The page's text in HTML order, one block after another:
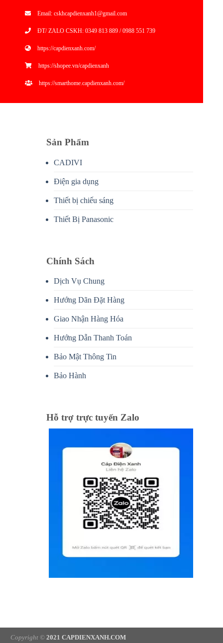
Email: cskhcapdienxanh1@gmail.com
ĐT/ ZALO CSKH: 0349 813 889 / 0988 551 739
https://capdienxanh.com/
https://shopee.vn/capdienxanh
https://smarthome.capdienxanh.com/
Sản Phẩm
CADIVI
Điện gia dụng
Thiết bị chiếu sáng
Thiết Bị Panasonic
Chính Sách
Dịch Vụ Chung
Hướng Dãn Đặt Hàng
Giao Nhận Hàng Hóa
Hướng Dẫn Thanh Toán
Bảo Mật Thông Tin
Bảo Hành
Hỗ trợ trực tuyến Zalo
Copyright © 2021 CAPDIENXANH.COM